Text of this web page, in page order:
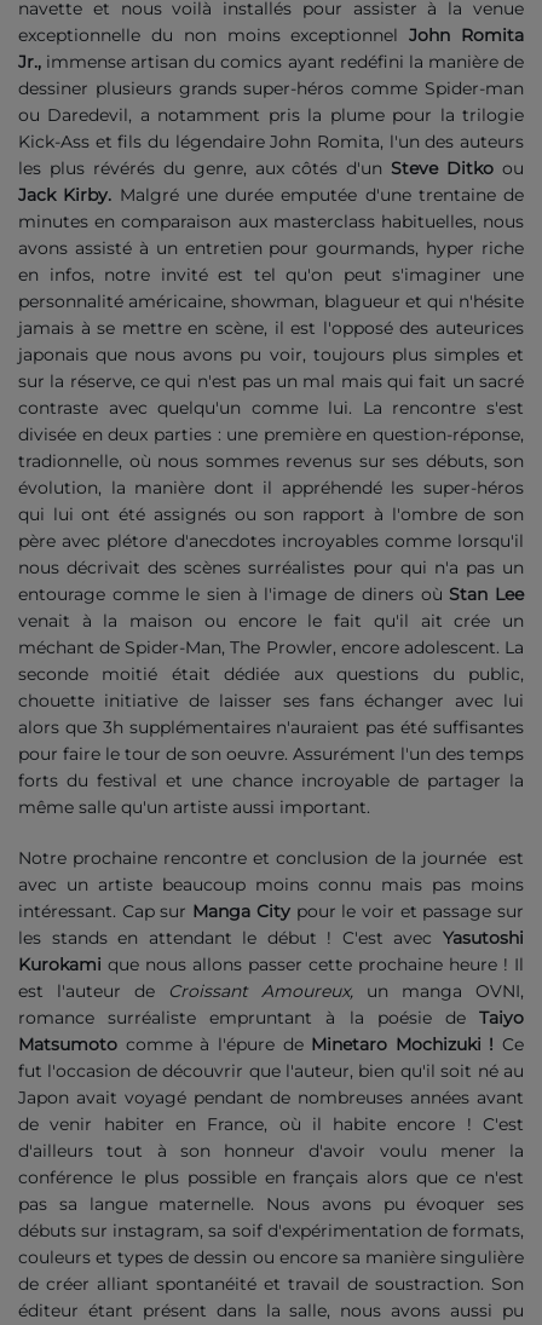
navette et nous voilà installés pour assister à la venue
exceptionnelle du non moins exceptionnelJohn Romita
Jr., immense artisan du comics ayant redéfini la manière de
dessiner plusieurs grands super-héros comme Spider-man
ou Daredevil, a notamment pris la plume pour la trilogie
Kick-Ass et fils du légendaire John Romita, l'un des auteurs
les plus révérés du genre, aux côtés d'un Steve Ditko ou
Jack Kirby. Malgré une durée emputée d'une trentaine de
minutes en comparaison aux masterclass habituelles, nous
avons assisté à un entretien pour gourmands, hyper riche
en infos, notre invité est tel qu'on peut s'imaginer une
personnalité américaine, showman, blagueur et qui n'hésite
jamais à se mettre en scène, il est l'opposé des auteurices
japonais que nous avons pu voir, toujours plus simples et
sur la réserve, ce qui n'est pas un mal mais qui fait un sacré
contraste avec quelqu'un comme lui. La rencontre s'est
divisée en deux parties : une première en question-réponse,
tradionnelle, où nous sommes revenus sur ses débuts, son
évolution, la manière dont il appréhendé les super-héros
qui lui ont été assignés ou son rapport à l'ombre de son
père avec plétore d'anecdotes incroyables comme lorsqu'il
nous décrivait des scènes surréalistes pour qui n'a pas un
entourage comme le sien à l'image de diners oùStan Lee
venait à la maison ou encore le fait qu'il ait crée un
méchant de Spider-Man, The Prowler, encore adolescent. La
seconde moitié était dédiée aux questions du public,
chouette initiative de laisser ses fans échanger avec lui
alors que 3h supplémentaires n'auraient pas été suffisantes
pour faire le tour de son oeuvre. Assurément l'un des temps
forts du festival et une chance incroyable de partager la
même salle qu'un artiste aussi important.
Notre prochaine rencontre et conclusion de la journée est
avec un artiste beaucoup moins connu mais pas moins
intéressant. Cap sur Manga Citypour le voir et passage sur
les stands en attendant le début ! C'est avec Yasutoshi
Kurokami que nous allons passer cette prochaine heure ! Il
est l'auteur de
Croissant Amoureux, un manga OVNI,
romance surréaliste empruntant à la poésie de Taiyo
Matsumoto comme à l'épure de Minetaro Mochizuki ! Ce
fut l'occasion de découvrir que l'auteur, bien qu'il soit né au
Japon avait voyagé pendant de nombreuses années avant
de venir habiter en France, où il habite encore ! C'est
d'ailleurs tout à son honneur d'avoir voulu mener la
conférence le plus possible en français alors que ce n'est
pas sa langue maternelle. Nous avons pu évoquer ses
débuts sur instagram, sa soif d'expérimentation de formats,
couleurs et types de dessin ou encore sa manière singulière
de créer alliant spontanéité et travail de soustraction. Son
éditeur étant présent dans la salle, nous avons aussi pu